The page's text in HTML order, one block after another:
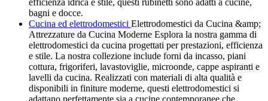
bagni e docce.
Cucina ed elettrodomestici Elettrodomestici da Cucina &amp;
Attrezzature da Cucina Moderne Esplora la nostra gamma di
elettrodomestici da cucina progettati per prestazioni, efficienza
e stile. La nostra collezione include forni da incasso, piani
cottura, frigoriferi, lavastoviglie, microonde, cappe aspiranti e
lavelli da cucina. Realizzati con materiali di alta qualità e
disponibili in finiture moderne, questi elettrodomestici si
adattano perfettamente sia a cucine contemporanee che